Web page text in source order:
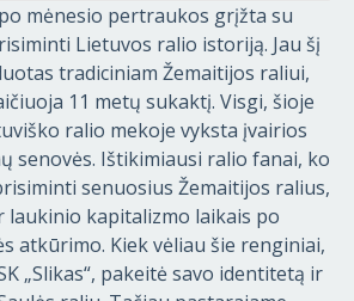
mėnesio pertraukos grįžta su
Lietuvos ralio istoriją. Jau šį
tradiciniam Žemaitijos raliui,
11 metų sukaktį. Visgi, šioje
ralio mekoje vyksta įvairios
senovės. Ištikimiausi ralio fanai, ko
senuosius Žemaitijos ralius,
laukinio kapitalizmo laikais po
atkūrimo. Kiek vėliau šie renginiai,
„Slikas“, pakeitė savo identitetą ir